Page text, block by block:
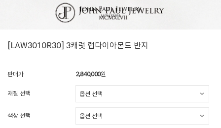
[LAW3010R30] 3캐럿 랩다이아몬드 반지
판매가 2,840,000원
재질 선택
색상 선택